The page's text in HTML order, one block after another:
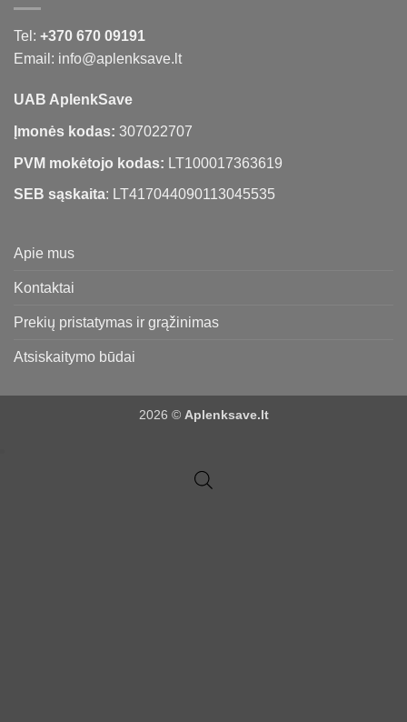
Tel: +370 670 09191
Email: info@aplenksave.lt
UAB AplenkSave
Įmonės kodas: 307022707
PVM mokėtojo kodas: LT100017363619
SEB sąskaita: LT417044090113045535
Apie mus
Kontaktai
Prekių pristatymas ir grąžinimas
Atsiskaitymo būdai
2026 © Aplenksave.lt